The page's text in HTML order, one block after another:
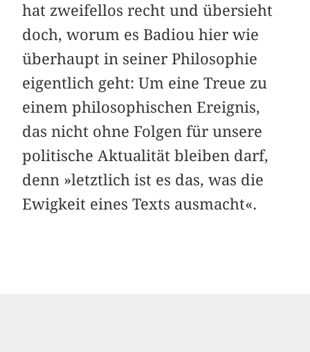
hat zweifellos recht und übersieht
doch, worum es Badiou hier wie
überhaupt in seiner Philosophie
eigentlich geht: Um eine Treue zu
einem philosophischen Ereignis,
das nicht ohne Folgen für unsere
politische Aktualität bleiben darf,
denn »letztlich ist es das, was die
Ewigkeit eines Texts ausmacht«.